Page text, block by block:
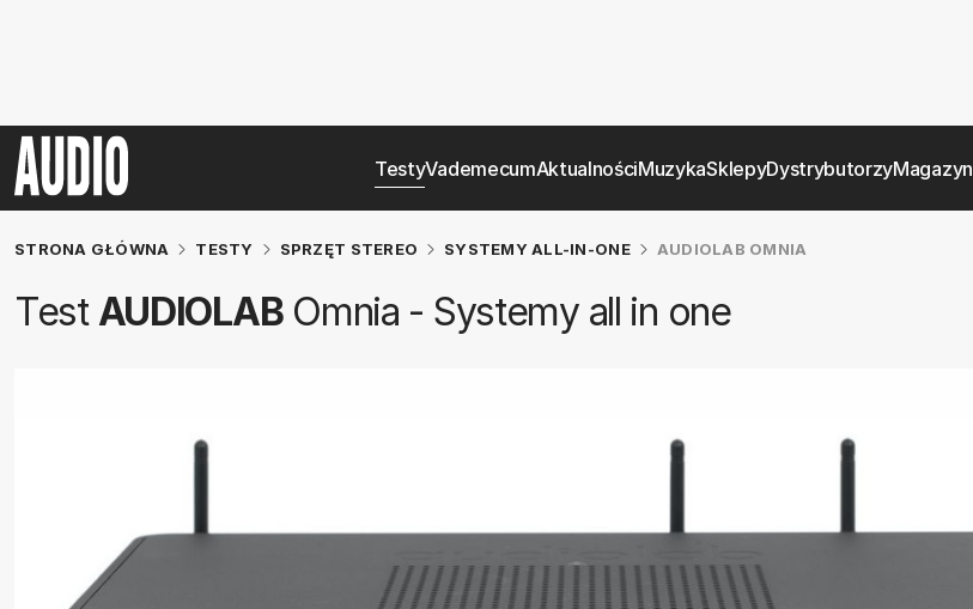
TestyVademecumAktualnościMuzykaSklepyDystrybutorzyMagazyn
STRONA GŁÓWNA TESTY SPRZĘT STEREO SYSTEMY ALL-IN-ONE AUDIOLAB OMNIA
Test AUDIOLABOmnia - Systemy all in one